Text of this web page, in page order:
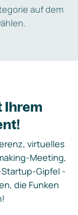
auf dem
Ihrem
virtuelles
Meeting,
Gipfel -
die Funken